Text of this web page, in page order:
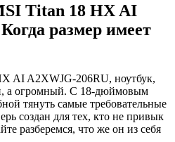
Titan 18 HX AI
размер имеет
AI A2XWJG-206RU, ноутбук,
а огромный. С 18-дюймовым
тянуть самые требовательные
создан для тех, кто не привык
разберемся, что же он из себя